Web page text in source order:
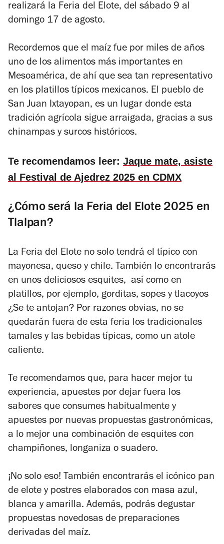
realizará la Feria del Elote, del sábado 9 al
domingo 17 de agosto.
Recordemos que el maíz fue por miles de años
uno de los alimentos más importantes en
Mesoamérica, de ahí que sea tan representativo
en los platillos típicos mexicanos. El pueblo de
San Juan Ixtayopan, es un lugar donde esta
tradición agrícola sigue arraigada, gracias a sus
chinampas y surcos históricos.
Te recomendamos leer: Jaque mate, asiste
al Festival de Ajedrez 2025 en CDMX
¿Cómo será la Feria del Elote 2025 en
Tlalpan?
La Feria del Elote no solo tendrá el típico con
mayonesa, queso y chile. También lo encontrarás
en unos deliciosos esquites, así como en
platillos, por ejemplo, gorditas, sopes y tlacoyos
¿Se te antojan? Por razones obvias, no se
quedarán fuera de esta feria los tradicionales
tamales y las bebidas típicas, como un atole
caliente.
Te recomendamos que, para hacer mejor tu
experiencia, apuestes por dejar fuera los
sabores que consumes habitualmente y
apuestes por nuevas propuestas gastronómicas,
a lo mejor una combinación de esquites con
champiñones, longaniza o suadero.
¡No solo eso! También encontrarás el icónico pan
de elote y postres elaborados con masa azul,
blanca y amarilla. Además, podrás degustar
propuestas novedosas de preparaciones
derivadas del maíz.